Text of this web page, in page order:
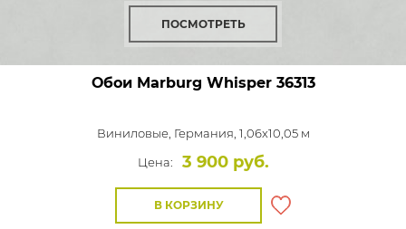
ПОСМОТРЕТЬ
Обои Marburg Whisper36313
Виниловые, Германия, 1,06x10,05 м
Цена:
3 900 руб.
В КОРЗИНУ